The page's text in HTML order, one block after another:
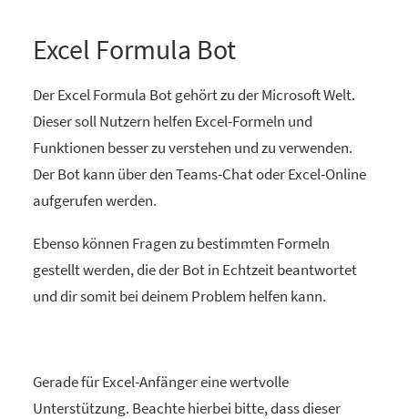
Excel Formula Bot
Der Excel Formula Bot gehört zu der Microsoft Welt.
Dieser soll Nutzern helfen Excel-Formeln und
Funktionen besser zu verstehen und zu verwenden.
Der Bot kann über den Teams-Chat oder Excel-Online
aufgerufen werden.
Ebenso können Fragen zu bestimmten Formeln
gestellt werden, die der Bot in Echtzeit beantwortet
und dir somit bei deinem Problem helfen kann.
Gerade für Excel-Anfänger eine wertvolle
Unterstützung. Beachte hierbei bitte, dass dieser